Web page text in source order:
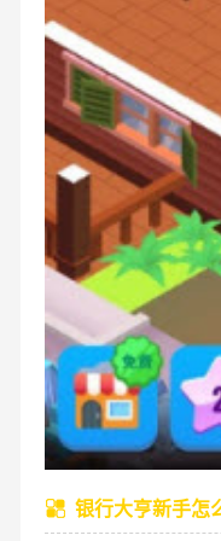
银行大亨新手怎